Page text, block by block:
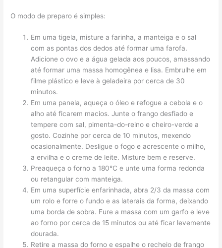
O modo de preparo é simples:
Em uma tigela, misture a farinha, a manteiga e o sal
com as pontas dos dedos até formar uma farofa.
Adicione o ovo e a água gelada aos poucos, amassando
até formar uma massa homogênea e lisa. Embrulhe em
filme plástico e leve à geladeira por cerca de 30
minutos.
Em uma panela, aqueça o óleo e refogue a cebola e o
alho até ficarem macios. Junte o frango desfiado e
tempere com sal, pimenta-do-reino e cheiro-verde a
gosto. Cozinhe por cerca de 10 minutos, mexendo
ocasionalmente. Desligue o fogo e acrescente o milho,
a ervilha e o creme de leite. Misture bem e reserve.
Preaqueça o forno a 180°C e unte uma forma redonda
ou retangular com manteiga.
Em uma superfície enfarinhada, abra 2/3 da massa com
um rolo e forre o fundo e as laterais da forma, deixando
uma borda de sobra. Fure a massa com um garfo e leve
ao forno por cerca de 15 minutos ou até ficar levemente
dourada.
Retire a massa do forno e espalhe o recheio de frango